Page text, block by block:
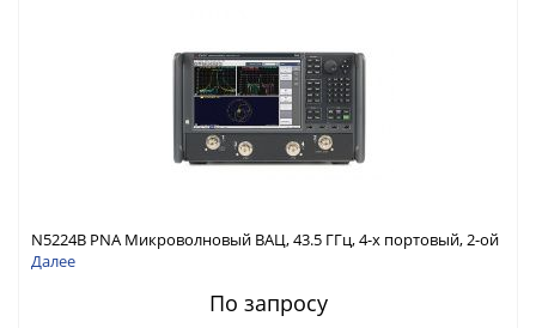
N5224B PNA Микроволновый ВАЦ, 43.5 ГГц, 4-х портовый, 2-ой
источник, конфиг. тестовая установка, опорный
Далее
По запросу